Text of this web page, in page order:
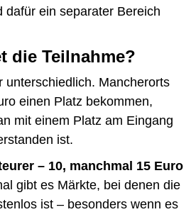
dafür ein separater Bereich
die Teilnahme?
unterschiedlich. Mancherorts
einen Platz bekommen,
mit einem Platz am Eingang
ist.
– 10, manchmal 15 Euro
gibt es Märkte, bei denen die
ist – besonders wenn es